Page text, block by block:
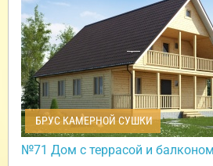
БРУС КАМЕРНОЙ СУШКИ
№71 Дом с террасой и